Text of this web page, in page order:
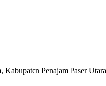
Penajam Paser Utara